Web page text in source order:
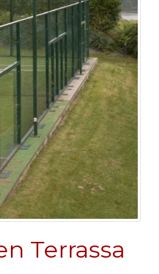
Terrassa